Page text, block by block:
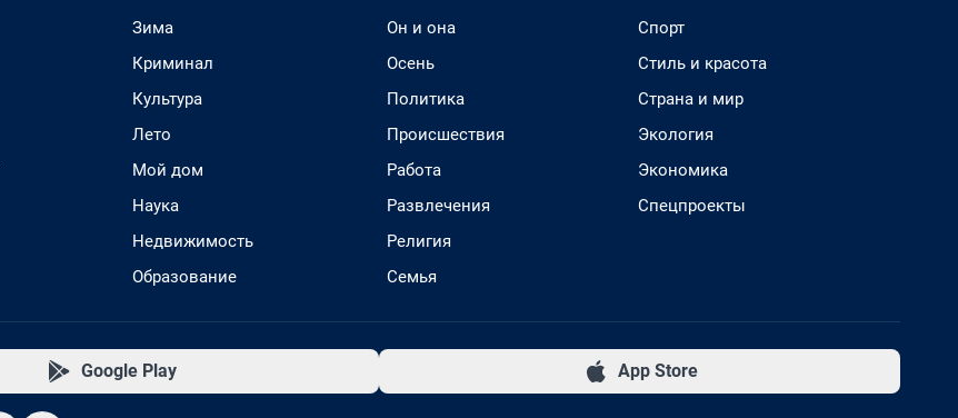
Зима
Криминал
Культура
Лето
Мой дом
Наука
Недвижимость
Образование
Он и она
Осень
Политика
Происшествия
Работа
Развлечения
Религия
Семья
Спорт
Стиль и красота
Страна и мир
Экология
Экономика
Спецпроекты
Google Play App Store